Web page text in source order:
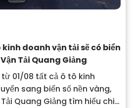
doanh vận tải sẽ có biển
Tải Quang Giảng
01/08 tất cả ô tô kinh
sang biển số nền vàng,
Quang Giảng tìm hiểu chi